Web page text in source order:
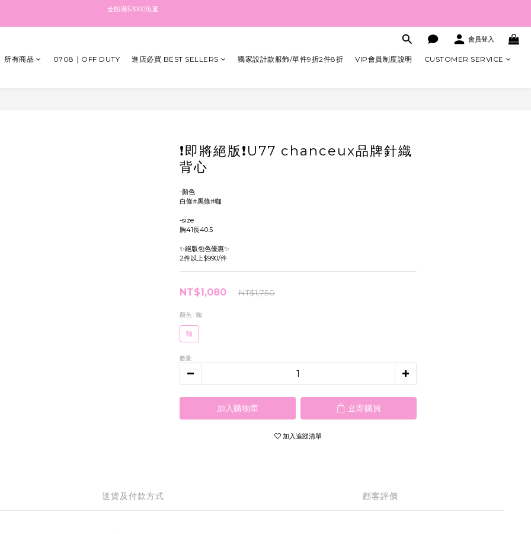
全館滿$3000免運
會員登入
所有商品 0708｜OFF DUTY 進店必買 BEST SELLERS 獨家設計款服飾/單件9折2件8折 VIP會員制度說明 CUSTOMER SERVICE
❗即將絕版❗U77 chanceux品牌針織
背心
-顏色
白條#黑條#咖
-size
胸41長40.5
✨絕版包色優惠✨
2件以上$990/件
NT$1,080 NT$1,750
顏色 : 咖
咖
數量
加入購物車 立即購買
加入追蹤清單
送貨及付款方式 顧客評價